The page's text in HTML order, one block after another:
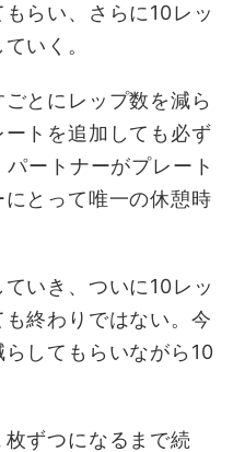
らい、さらに10レッ
いく。
とにレップ数を減ら
トを追加しても必ず
ートナーがプレート
とって唯一の休憩時
いき、ついに10レッ
終わりではない。今
してもらいながら10
ずつになるまで続